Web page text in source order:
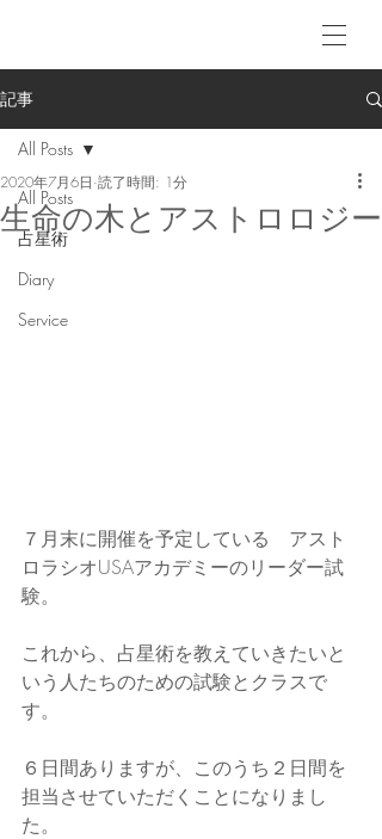
記事
All Posts
占星術
Diary
Service
All Posts
生命の木とアストロロジー
2020年7月6日 読了時間: 1分
７月末に開催を予定している　アスト
ロラシオUSAアカデミーのリーダー試
験。
これから、占星術を教えていきたいと
いう人たちのための試験とクラスで
す。
６日間ありますが、このうち２日間を
担当させていただくことになりまし
た。